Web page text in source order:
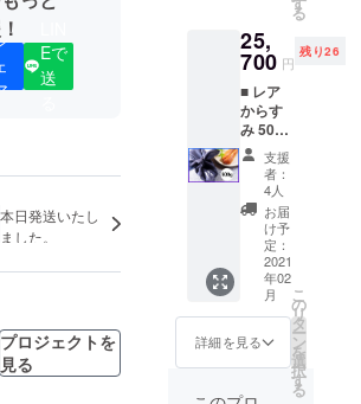
Eで
送
本日発送いたし
ました。
プロジェクトを
見る
たいと思
本当の美味
しさを世界
に提供する
ブランド
「楮-kaji-」
を立ち上げ
生産者の
方々、我々
作り手、そ
して支援者
の皆さんで
費税・
送料込
る
25,
700 円
残り26
■ レア
からす
み 500g
■ 通常
32,180
→25,70
（20%
OFF） ※
30名限
定 ※ 販
売予定
価格：
通常
32,180
円 ※ 消
支援
者：
4人
お届
け予
定：
2021
年02
月
詳細を見る
こ
の
リ
タ
ー
ン
を
選
択
す
る